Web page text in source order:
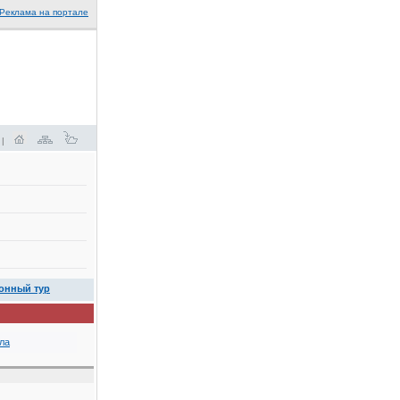
Реклама на портале
|
тур